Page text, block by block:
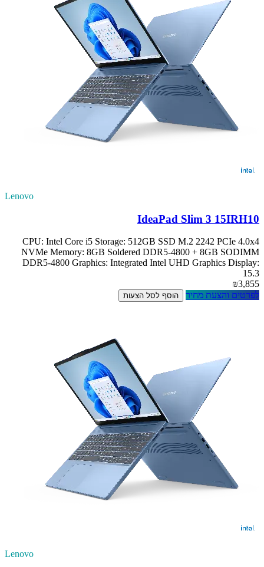
Lenovo
IdeaPad Slim 3 15IRH10
CPU: Intel Core i5 Storage: 512GB SSD M.2 2242 PCIe 4.0x4
NVMe Memory: 8GB Soldered DDR5-4800 + 8GB SODIMM
DDR5-4800 Graphics: Integrated Intel UHD Graphics Display:
15.3
₪3,855
לפרטים והצעת מחיר
הוסף לסל הצעות
Lenovo